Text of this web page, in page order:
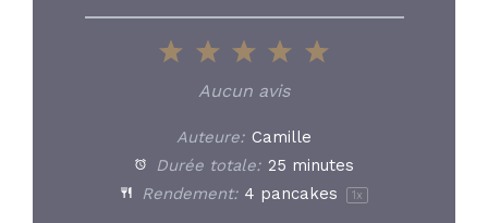
5
4
3
Stars
2
Stars
1
Star
Aucun avis
Auteure: Camille
Durée totale: 25 minutes
Rendement: 4 pancakes 1 x